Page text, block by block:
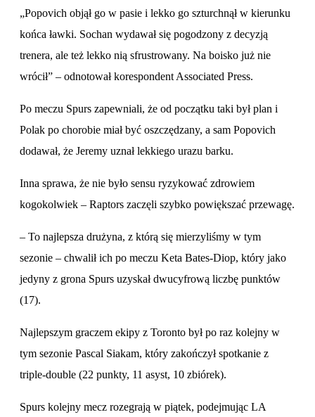
„Popovich objął go w pasie i lekko go szturchnął w kierunku
końca ławki. Sochan wydawał się pogodzony z decyzją
trenera, ale też lekko nią sfrustrowany. Na boisko już nie
wrócił” – odnotował korespondent Associated Press.
Po meczu Spurs zapewniali, że od początku taki był plan i
Polak po chorobie miał być oszczędzany, a sam Popovich
dodawał, że Jeremy uznał lekkiego urazu barku.
Inna sprawa, że nie było sensu ryzykować zdrowiem
kogokolwiek – Raptors zaczęli szybko powiększać przewagę.
– To najlepsza drużyna, z którą się mierzyliśmy w tym
sezonie – chwalił ich po meczu Keta Bates-Diop, który jako
jedyny z grona Spurs uzyskał dwucyfrową liczbę punktów
(17).
Najlepszym graczem ekipy z Toronto był po raz kolejny w
tym sezonie Pascal Siakam, który zakończył spotkanie z
triple-double (22 punkty, 11 asyst, 10 zbiórek).
Spurs kolejny mecz rozegrają w piątek, podejmując LA